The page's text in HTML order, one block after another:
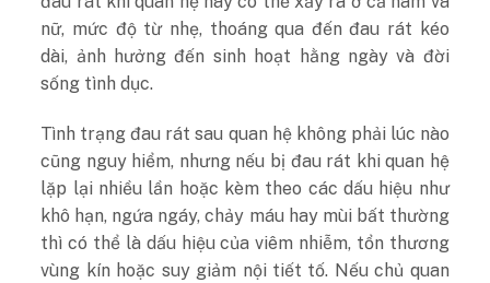
nữ, mức độ từ nhẹ, thoáng qua đến đau rát kéo
dài, ảnh hưởng đến sinh hoạt hằng ngày và đời
sống tình dục.
Tình trạng đau rát sau quan hệ không phải lúc nào
cũng nguy hiểm, nhưng nếu bị đau rát khi quan hệ
lặp lại nhiều lần hoặc kèm theo các dấu hiệu như
khô hạn, ngứa ngáy, chảy máu hay mùi bất thường
thì có thể là dấu hiệu của viêm nhiễm, tổn thương
vùng kín hoặc suy giảm nội tiết tố. Nếu chủ quan